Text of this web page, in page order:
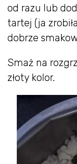
od razu lub
tartej (ja
dobrze
Smaż na
złoty kolor.